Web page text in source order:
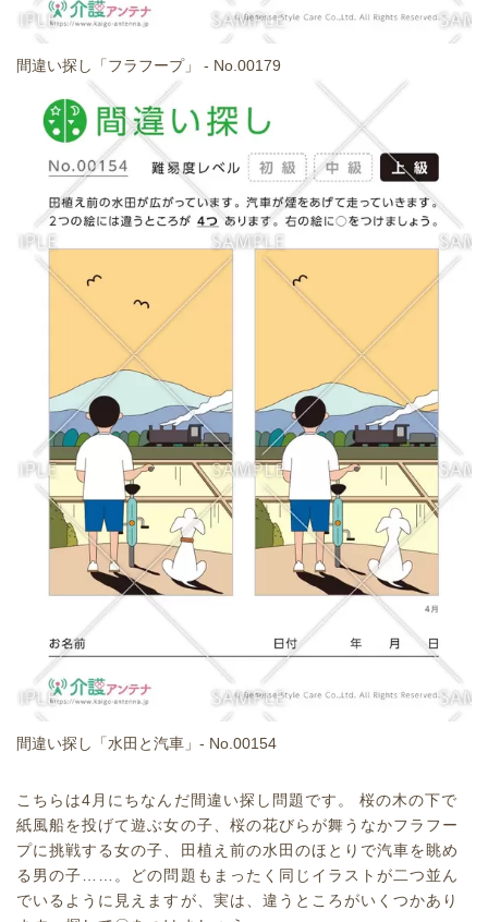
間違い探し「フラフープ」 - No.00179
間違い探し「水田と汽車」- No.00154
こちらは4月にちなんだ間違い探し問題です。 桜の木の下で
紙風船を投げて遊ぶ女の子、桜の花びらが舞うなかフラフー
プに挑戦する女の子、田植え前の水田のほとりで汽車を眺め
る男の子……。どの問題もまったく同じイラストが二つ並ん
でいるように見えますが、実は、違うところがいくつかあり